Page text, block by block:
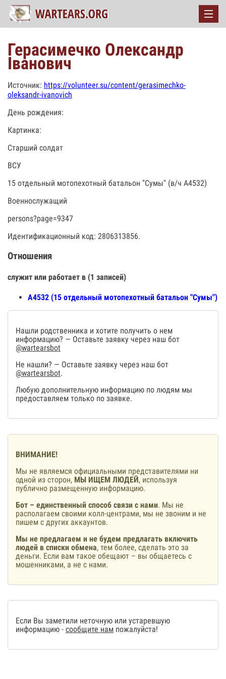
Герасимечко Олександр
Іванович
Источник: https://volunteer.su/content/gerasimechko-
oleksandr-ivanovich
День рождения:
Картинка:
Старший солдат
ВСУ
15 отдельный мотопехотный батальон "Сумы" (в/ч А4532)
Военнослужащий
persons?page=9347
Идентификационный код: 2806313856.
Отношения
служит или работает в (1 записей)
А4532 (15 отдельный мотопехотный батальон "Сумы")
Нашли родственника и хотите получить о нем
информацию? — Оставьте заявку через наш бот
@wartearsbot
Не нашли? — Оставьте заявку через наш бот
@wartearsbot.
Любую дополнительную информацию по людям мы
предоставляем только по заявке.
ВНИМАНИЕ!
Мы не являемся официальными представителями ни
одной из сторон, МЫ ИЩЕМ ЛЮДЕЙ, используя
публично размещенную информацию.
Бот – единственный способ связи с нами. Мы не
располагаем своими колл-центрами, мы не звоним и не
пишем с других аккаунтов.
Мы не предлагаем и не будем предлагать включить
людей в списки обмена, тем более, сделать это за
деньги. Если вам такое обещают – вы общаетесь с
мошенниками, а не с нами.
Если Вы заметили неточную или устаревшую
информацию - сообщите нам пожалуйста!